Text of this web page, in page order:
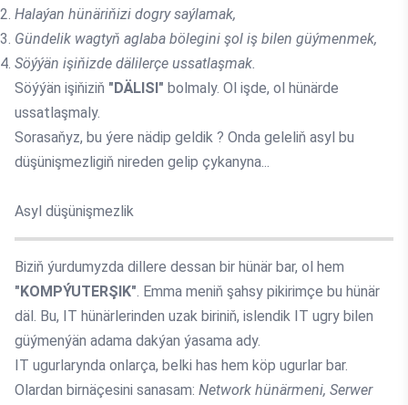
Halaýan hünäriňizi dogry saýlamak,
Gündelik wagtyň aglaba bölegini şol iş bilen güýmenmek,
Söýýän işiňizde dälilerçe ussatlaşmak.
Söýýän işiňiziň "DÄLISI" bolmaly. Ol işde, ol hünärde
ussatlaşmaly.
Sorasaňyz, bu ýere nädip geldik ? Onda geleliň asyl bu
düşünişmezligiň nireden gelip çykanyna...
Asyl düşünişmezlik
Biziň ýurdumyzda dillere dessan bir hünär bar, ol hem
"KOMPÝUTERŞIK". Emma meniň şahsy pikirimçe bu hünär
däl. Bu, IT hünärlerinden uzak biriniň, islendik IT ugry bilen
güýmenýän adama dakýan ýasama ady.
IT ugurlarynda onlarça, belki has hem köp ugurlar bar.
Olardan birnäçesini sanasam: Network hünärmeni, Serwer